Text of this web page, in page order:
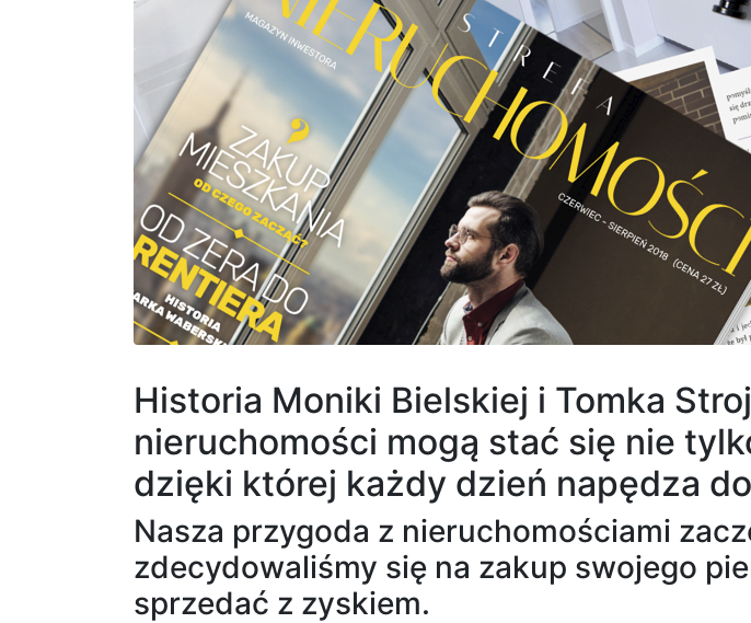
Historia Moniki Bielskiej i Tomka
nieruchomości mogą stać się nie
dzięki której każdy dzień napędza do
Nasza przygoda z nieruchomościami
zdecydowaliśmy się na zakup swojego
sprzedać z zyskiem.